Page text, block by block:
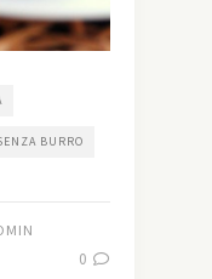
BURRO
0